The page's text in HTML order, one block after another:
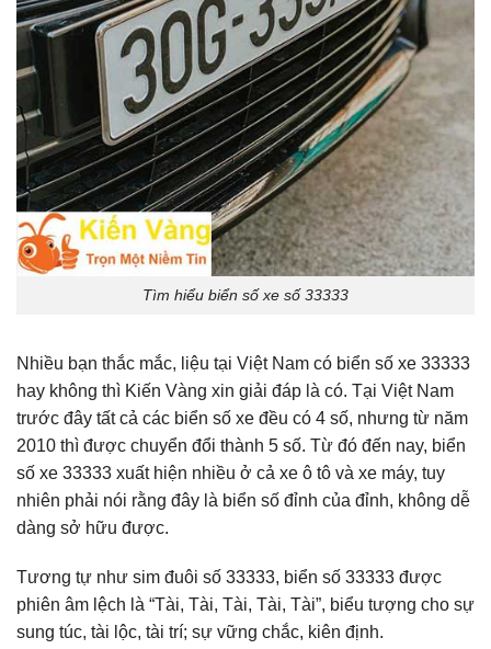
Tìm hiểu biển số xe số 33333
Nhiều bạn thắc mắc, liệu tại Việt Nam có biển số xe 33333
hay không thì Kiến Vàng xin giải đáp là có. Tại Việt Nam
trước đây tất cả các biển số xe đều có 4 số, nhưng từ năm
2010 thì được chuyển đổi thành 5 số. Từ đó đến nay, biển
số xe 33333 xuất hiện nhiều ở cả xe ô tô và xe máy, tuy
nhiên phải nói rằng đây là biển số đỉnh của đỉnh, không dễ
dàng sở hữu được.
Tương tự như sim đuôi số 33333, biển số 33333 được
phiên âm lệch là “Tài, Tài, Tài, Tài, Tài”, biểu tượng cho sự
sung túc, tài lộc, tài trí; sự vững chắc, kiên định.